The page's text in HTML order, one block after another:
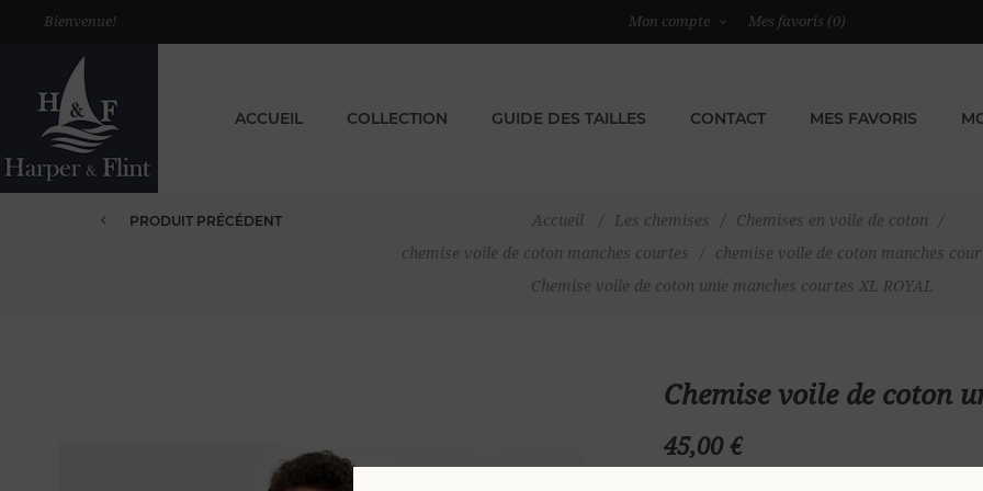
Bienvenue! Mon compte Mes favoris (0)
ACCUEIL COLLECTION GUIDE DES TAILLES CONTACT MES FAVORIS
Accueil / Les chemises / Chemises en voile de coton
/
chemise voile de coton manches courtes
/ chemise voile de coton manches
Chemise voile de coton unie manches courtes XL ROYAL
PRODUIT PRÉCÉDENT
Chemise voile de coton
45,00 €